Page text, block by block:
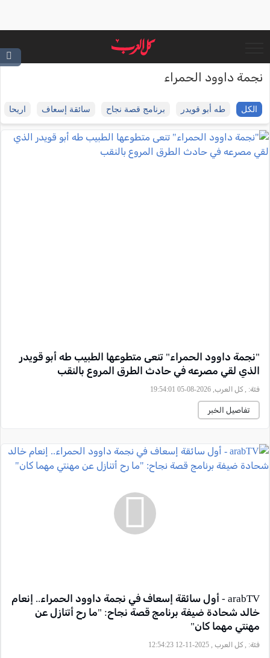
نجمة داوود الحمراء
الكل طه أبو قويدر برنامج قصة نجاح سائقة إسعاف اريحا
"نجمة داوود الحمراء" تنعى متطوعها الطبيب طه أبو قويدر
الذي لقي مصرعه في حادث الطرق المروع بالنقب
فئة: , كل العرب, 2026-08-05 19:54:01
تفاصيل الخبر
arabTV - أول سائقة إسعاف في نجمة داوود الحمراء.. إنعام
خالد شحادة ضيفة برنامج قصة نجاح: "ما رح أتنازل عن
مهنتي مهما كان"
فئة: , كل العرب , 2025-11-12 12:54:23